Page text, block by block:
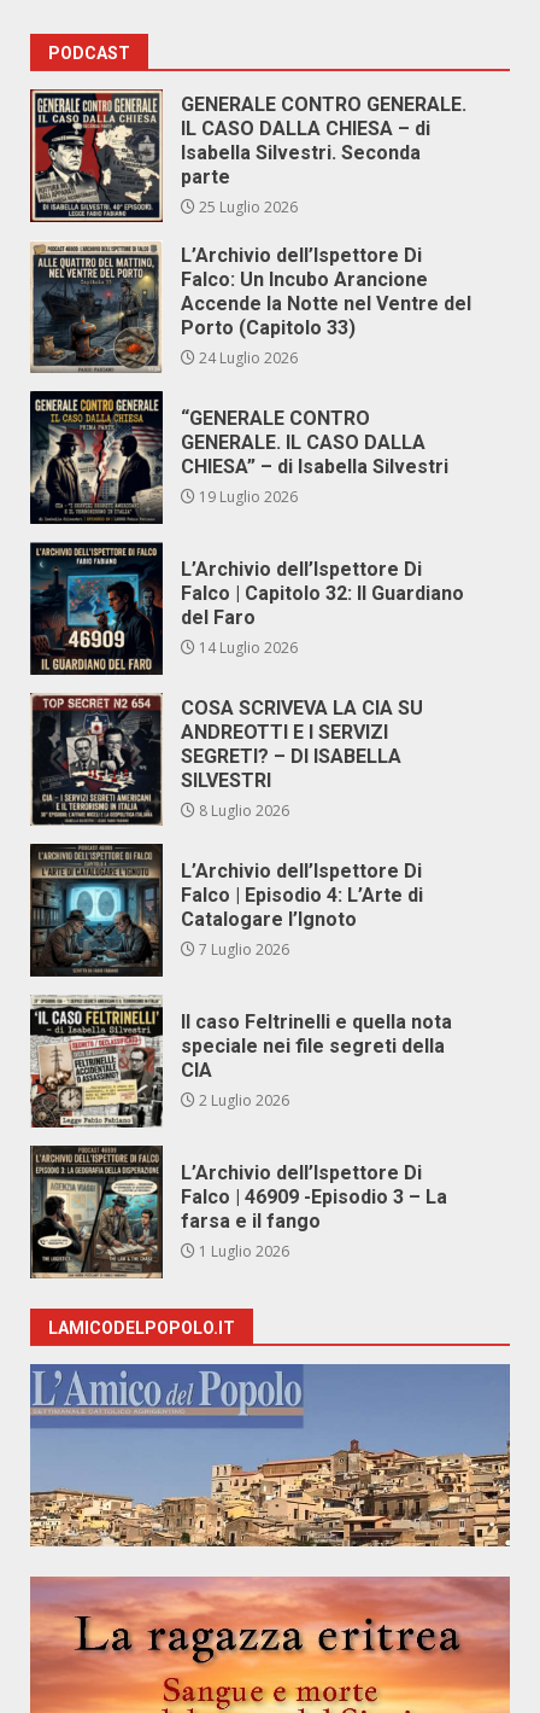
PODCAST
GENERALE CONTRO GENERALE.
IL CASO DALLA CHIESA – di
Isabella Silvestri. Seconda
parte
25 Luglio 2026
L’Archivio dell’Ispettore Di
Falco: Un Incubo Arancione
Accende la Notte nel Ventre del
Porto (Capitolo 33)
24 Luglio 2026
“GENERALE CONTRO
GENERALE. IL CASO DALLA
CHIESA” – di Isabella Silvestri
19 Luglio 2026
L’Archivio dell’Ispettore Di
Falco | Capitolo 32: Il Guardiano
del Faro
14 Luglio 2026
COSA SCRIVEVA LA CIA SU
ANDREOTTI E I SERVIZI
SEGRETI? – DI ISABELLA
SILVESTRI
8 Luglio 2026
L’Archivio dell’Ispettore Di
Falco | Episodio 4: L’Arte di
Catalogare l’Ignoto
7 Luglio 2026
Il caso Feltrinelli e quella nota
speciale nei file segreti della
CIA
2 Luglio 2026
L’Archivio dell’Ispettore Di
Falco | 46909 -Episodio 3 – La
farsa e il fango
1 Luglio 2026
LAMICODELPOPOLO.IT